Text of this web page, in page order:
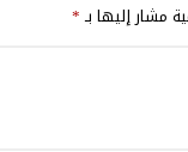
مشار إليها بـ*